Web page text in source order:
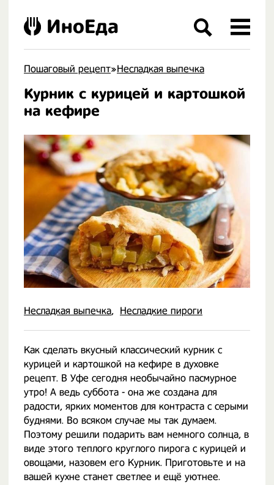
Пошаговый рецепт»Несладкая выпечка
Курник с курицей и картошкой
на кефире
Несладкая выпечка Несладкие пироги
Как сделать вкусный классический курник с
курицей и картошкой на кефире в духовке
рецепт. В Уфе сегодня необычайно пасмурное
утро! А ведь суббота - она же создана для
радости, ярких моментов для контраста с серыми
буднями. Во всяком случае мы так думаем.
Поэтому решили подарить вам немного солнца, в
виде этого теплого круглого пирога с курицей и
овощами, назовем его Курник. Приготовьте и на
вашей кухне станет светлее и ещё уютнее.
ИноЕда